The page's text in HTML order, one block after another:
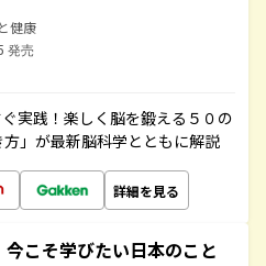
健康
発売
実践！楽しく脳を鍛える５０の
」が最新脳科学とともに解説
詳細を見る
こそ学びたい日本のこと